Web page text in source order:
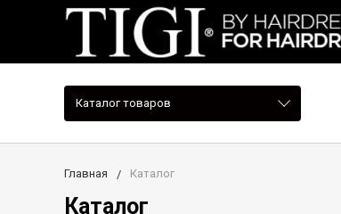
Каталог товаров
Главная Каталог
Каталог